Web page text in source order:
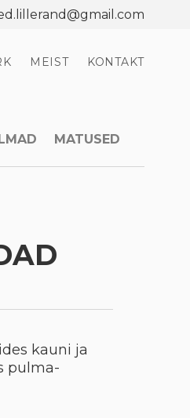
MEIST KONTAKT
MATUSED
kauni ja
pulma-